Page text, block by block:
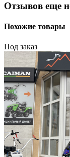
Отзывов еще
Похожие товары
Под заказ